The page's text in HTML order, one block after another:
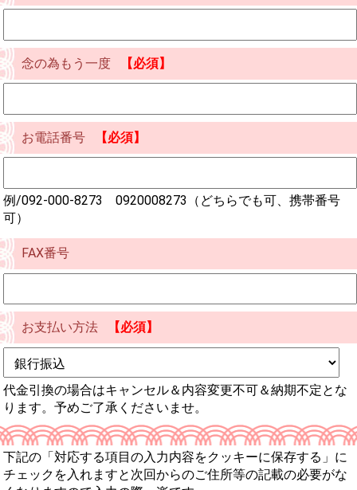
念の為もう一度 【必須】
お電話番号 【必須】
例/092-000-8273 0920008273（どちらでも可、携帯番号
可）
FAX番号
お支払い方法 【必須】
代金引換の場合はキャンセル＆内容変更不可＆納期不定とな
ります。予めご了承くださいませ。
下記の「対応する項目の入力内容をクッキーに保存する」に
チェックを入れますと次回からのご住所等の記載の必要がな